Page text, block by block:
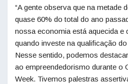
“A gente observa que na metade
quase 60% do total do ano
nossa economia está aquecida e
quando investe na qualificação
Nesse sentido, podemos
ao empreendedorismo durante o
Week. Tivemos palestras